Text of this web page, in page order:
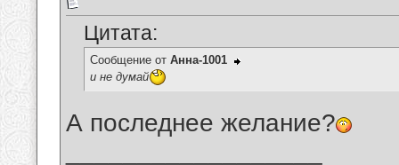
Цитата:
Сообщение от Анна-1001
и не думай
А последнее желание?